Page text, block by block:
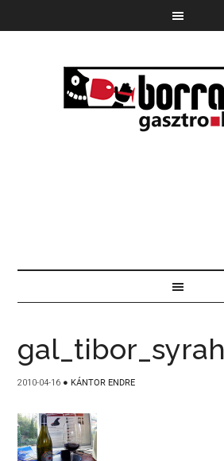
2010-04-16 ● KÁNTOR ENDRE